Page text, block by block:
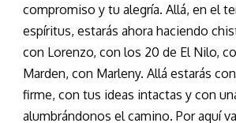
compromiso y tu alegría. Allá, en el
espíritus, estarás ahora haciendo
con Lorenzo, con los 20 de El Nilo,
Marden, con Marleny. Allá estarás
firme, con tus ideas intactas y con
alumbrándonos el camino. Por aquí